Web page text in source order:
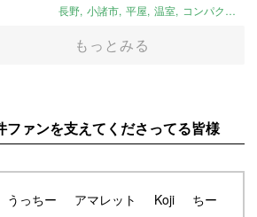
長野 小諸市 平屋 温室 コンパクト
もっとみる
ファンを支えてくださってる皆様
うっちー アマレット Koji
ちー